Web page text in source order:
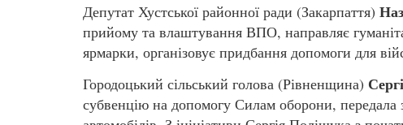
Депутат Хустської районної ради (Закарпаття)
прийому та влаштування ВПО, направляє
ярмарки, організовує придбання допомоги для
Городоцький сільський голова (Рівненщина)
субвенцію на допомогу Силам оборони, передала